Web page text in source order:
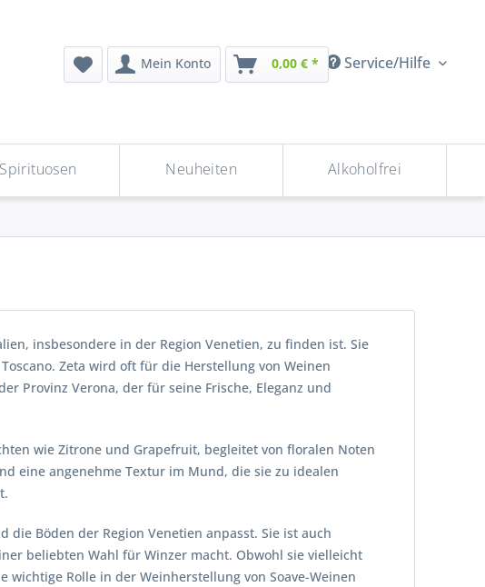
Service/Hilfe
Mein Konto 0,00 € *
Spirituosen Neuheiten Alkoholfrei
insbesondere in der Region Venetien, zu finden ist. Sie
Zeta wird oft für die Herstellung von Weinen
Provinz Verona, der für seine Frische, Eleganz und
wie Zitrone und Grapefruit, begleitet von floralen Noten
eine angenehme Textur im Mund, die sie zu idealen
Böden der Region Venetien anpasst. Sie ist auch
beliebten Wahl für Winzer macht. Obwohl sie vielleicht
Rolle in der Weinherstellung von Soave-Weinen